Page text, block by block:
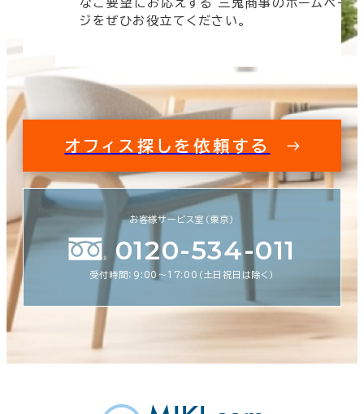
速く、より正確に、より良い情報をお届けしま
す。
オフィス探しを依頼する
お客様サービス室（東京）
0120-534-011
受付時間：9:00〜17:00（土日祝日は除く）